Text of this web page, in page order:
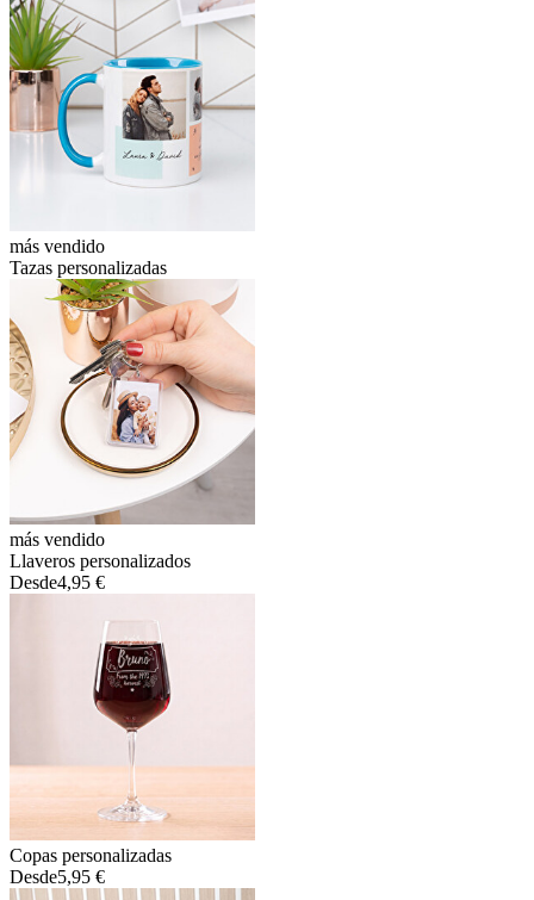
más vendido
Tazas personalizadas
más vendido
Llaveros personalizados
Desde4,95 €
Copas personalizadas
Desde5,95 €